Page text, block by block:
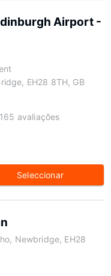
Airport -
EH28 8TH, GB
165 avaliações
Seleccionar
Newbridge, EH28